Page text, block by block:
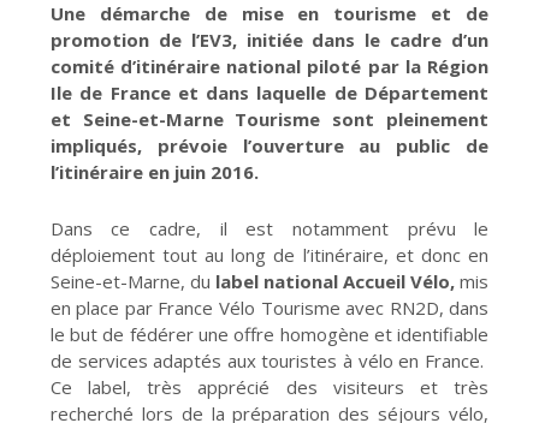
Une démarche de mise en tourisme et de
promotion de l’EV3, initiée dans le cadre d’un
comité d’itinéraire national piloté par la Région
Ile de France et dans laquelle de Département
et Seine-et-Marne Tourisme sont pleinement
impliqués, prévoie l’ouverture au public de
l’itinéraire en juin 2016.
Dans ce cadre, il est notamment prévu le
déploiement tout au long de l’itinéraire, et donc en
Seine-et-Marne, du label national Accueil Vélo, mis
en place par France Vélo Tourisme avec RN2D, dans
le but de fédérer une offre homogène et identifiable
de services adaptés aux touristes à vélo en France.
Ce label, très apprécié des visiteurs et très
recherché lors de la préparation des séjours vélo,